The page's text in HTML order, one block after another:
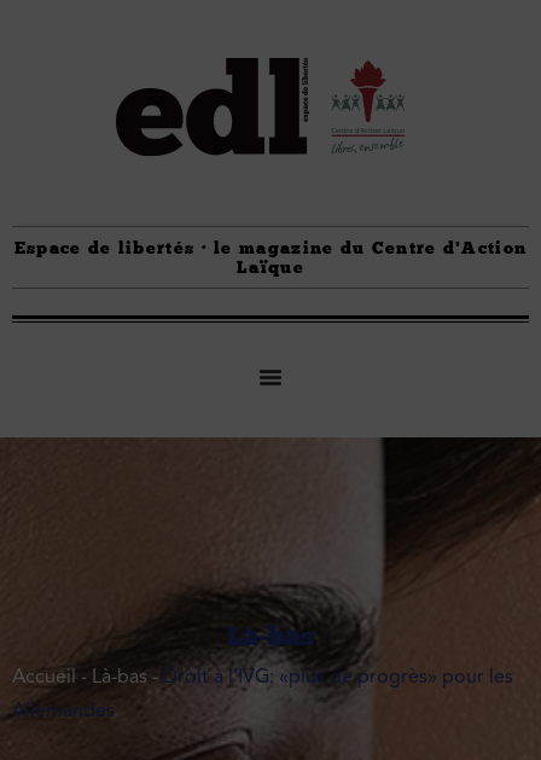
Espace de libertés · le magazine du Centre d'Action
Laïque
Là-bas
Accueil - Là-bas - Droit à l’IVG: «plus de progrès» pour les
Allemandes